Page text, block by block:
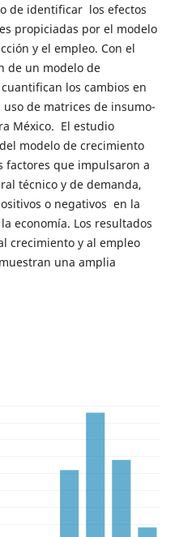
de identificar los efectos
propiciadas por el modelo
y el empleo. Con el
de un modelo de
los cambios en
de matrices de insumo-
México. El estudio
modelo de crecimiento
factores que impulsaron a
técnico y de demanda,
o negativos en la
economía. Los resultados
crecimiento y al empleo
una amplia